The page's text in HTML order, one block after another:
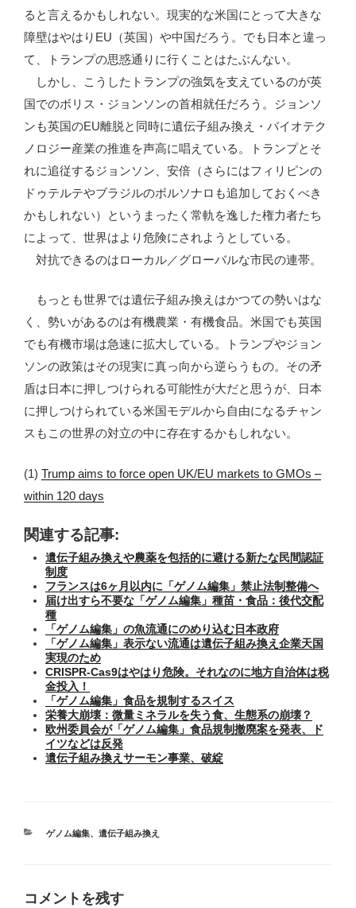
ると言えるかもしれない。現実的な米国にとって大きな
障壁はやはりEU（英国）や中国だろう。でも日本と違っ
て、トランプの思惑通りに行くことはたぶんない。
しかし、こうしたトランプの強気を支えているのが英
国でのボリス・ジョンソンの首相就任だろう。ジョンソ
ンも英国のEU離脱と同時に遺伝子組み換え・バイオテク
ノロジー産業の推進を声高に唱えている。トランプとそ
れに追従するジョンソン、安倍（さらにはフィリピンの
ドゥテルテやブラジルのボルソナロも追加しておくべき
かもしれない）というまったく常軌を逸した権力者たち
によって、世界はより危険にされようとしている。
対抗できるのはローカル／グローバルな市民の連帯。
もっとも世界では遺伝子組み換えはかつての勢いはな
く、勢いがあるのは有機農業・有機食品。米国でも英国
でも有機市場は急速に拡大している。トランプやジョン
ソンの政策はその現実に真っ向から逆らうもの。その矛
盾は日本に押しつけられる可能性が大だと思うが、日本
に押しつけられている米国モデルから自由になるチャン
スもこの世界の対立の中に存在するかもしれない。
(1) Trump aims to force open UK/EU markets to GMOs –
within 120 days
関連する記事:
遺伝子組み換えや農薬を包括的に避ける新たな民間認証
制度
フランスは6ヶ月以内に「ゲノム編集」禁止法制整備へ
届け出すら不要な「ゲノム編集」種苗・食品：後代交配
種
「ゲノム編集」の魚流通にのめり込む日本政府
「ゲノム編集」表示ない流通は遺伝子組み換え企業天国
実現のため
CRISPR-Cas9はやはり危険。それなのに地方自治体は税
金投入！
「ゲノム編集」食品を規制するスイス
栄養大崩壊：微量ミネラルを失う食、生態系の崩壊？
欧州委員会が「ゲノム編集」食品規制撤廃案を発表、ド
イツなどは反発
遺伝子組み換えサーモン事業、破綻
カ
ゲノム編集、 遺伝子組み換え
コメントを残す